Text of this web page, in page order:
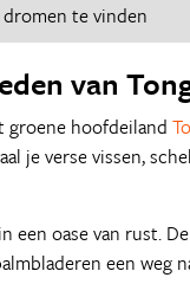
dromen te vinden
van
groene hoofdeiland
je verse vissen,
een oase van rust.
een weg